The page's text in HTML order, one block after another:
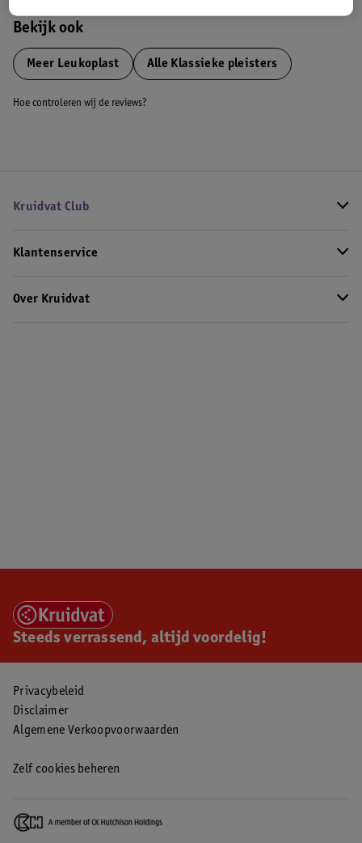
Bekijk ook
Meer Leukoplast Alle Klassieke pleisters
Hoe controleren wij de reviews?
Kruidvat Club
Klantenservice
Over Kruidvat
Steeds verrassend, altijd voordelig!
Privacybeleid
Disclaimer
Algemene Verkoopvoorwaarden
Zelf cookies beheren